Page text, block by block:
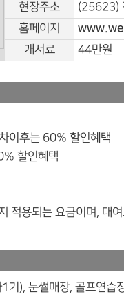
현장주소
(25623)
홈페이지
개서료
44만원
이후는 60% 할인혜택
할인혜택
용되는 요금이며, 대
), 눈썰매장, 골프연습